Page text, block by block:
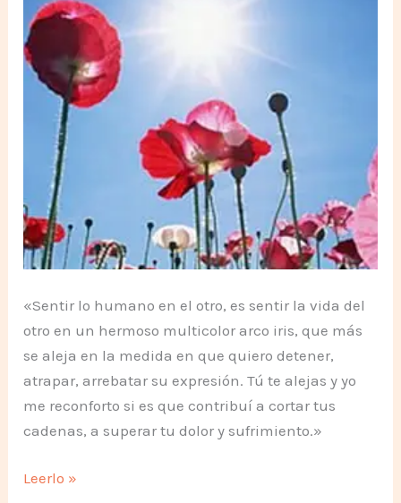
«Sentir lo humano en el otro, es sentir la vida del
otro en un hermoso multicolor arco iris, que más
se aleja en la medida en que quiero detener,
atrapar, arrebatar su expresión. Tú te alejas y yo
me reconforto si es que contribuí a cortar tus
cadenas, a superar tu dolor y sufrimiento.»
Acerca
Leerlo »